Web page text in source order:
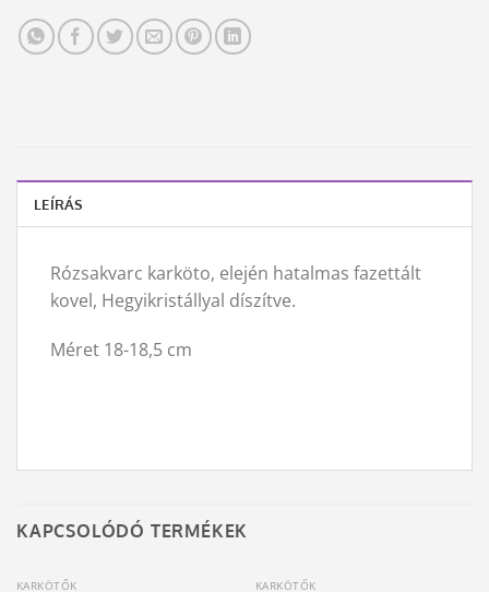
LEÍRÁS
Rózsakvarc karköto, elején hatalmas fazettált
kovel, Hegyikristállyal díszítve.
Méret 18-18,5 cm
KAPCSOLÓDÓ TERMÉKEK
KARKÖTŐK KARKÖTŐK